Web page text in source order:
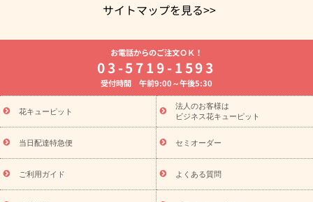
サイトマップを見る>>
よく贈られる花
お祝いの花特集
誕生日フラワーギフト特集
8月の誕生花(トルコキキョウ)
開店・開業祝い
お供え・お悔やみ お供え・お悔やみの花
通夜・葬儀に贈る花 胡蝶蘭・花鉢
ーブドフラワー
季節のイベント
ひまわり ギフト・プレゼント
特集
お盆 花（新盆・初盆） 季節のイベント
お盆 花（新
盆・初盆）
お盆 花（新盆・初盆）
お盆・お供え 花とセットギ
フト
お盆・お供え プリザーブドフラワー
ひまわり ギフト・プ
レゼント特集
夏の花贈り・お中元・暑中見舞い 花のギフト特集
敬老の日におくる花ギフト・プレゼント特集
花ギフト・プレゼント特集
敬老の日 花のおすすめランキング
敬
お電話からのご注文ＯＫ！
03-5719-1593
受付時間 午前9:00～午後5:30
花キューピット
法人のお客様は
ビジネス花キューピット
当日配達特急便 セミオーダー
ご利用ガイド よくある質問